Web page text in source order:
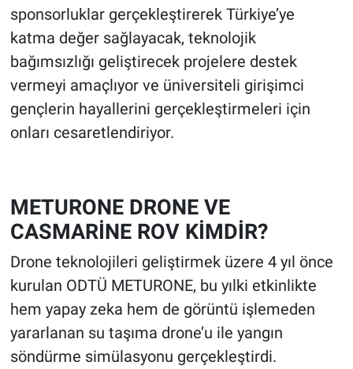
sponsorluklar gerçekleştirerek Türkiye’ye
katma değer sağlayacak, teknolojik
bağımsızlığı geliştirecek projelere destek
vermeyi amaçlıyor ve üniversiteli girişimci
gençlerin hayallerini gerçekleştirmeleri için
onları cesaretlendiriyor.
METURONE DRONE VE
CASMARİNE ROV KİMDİR?
Drone teknolojileri geliştirmek üzere 4 yıl önce
kurulan ODTÜ METURONE, bu yılki etkinlikte
hem yapay zeka hem de görüntü işlemeden
yararlanan su taşıma drone’u ile yangın
söndürme simülasyonu gerçekleştirdi.